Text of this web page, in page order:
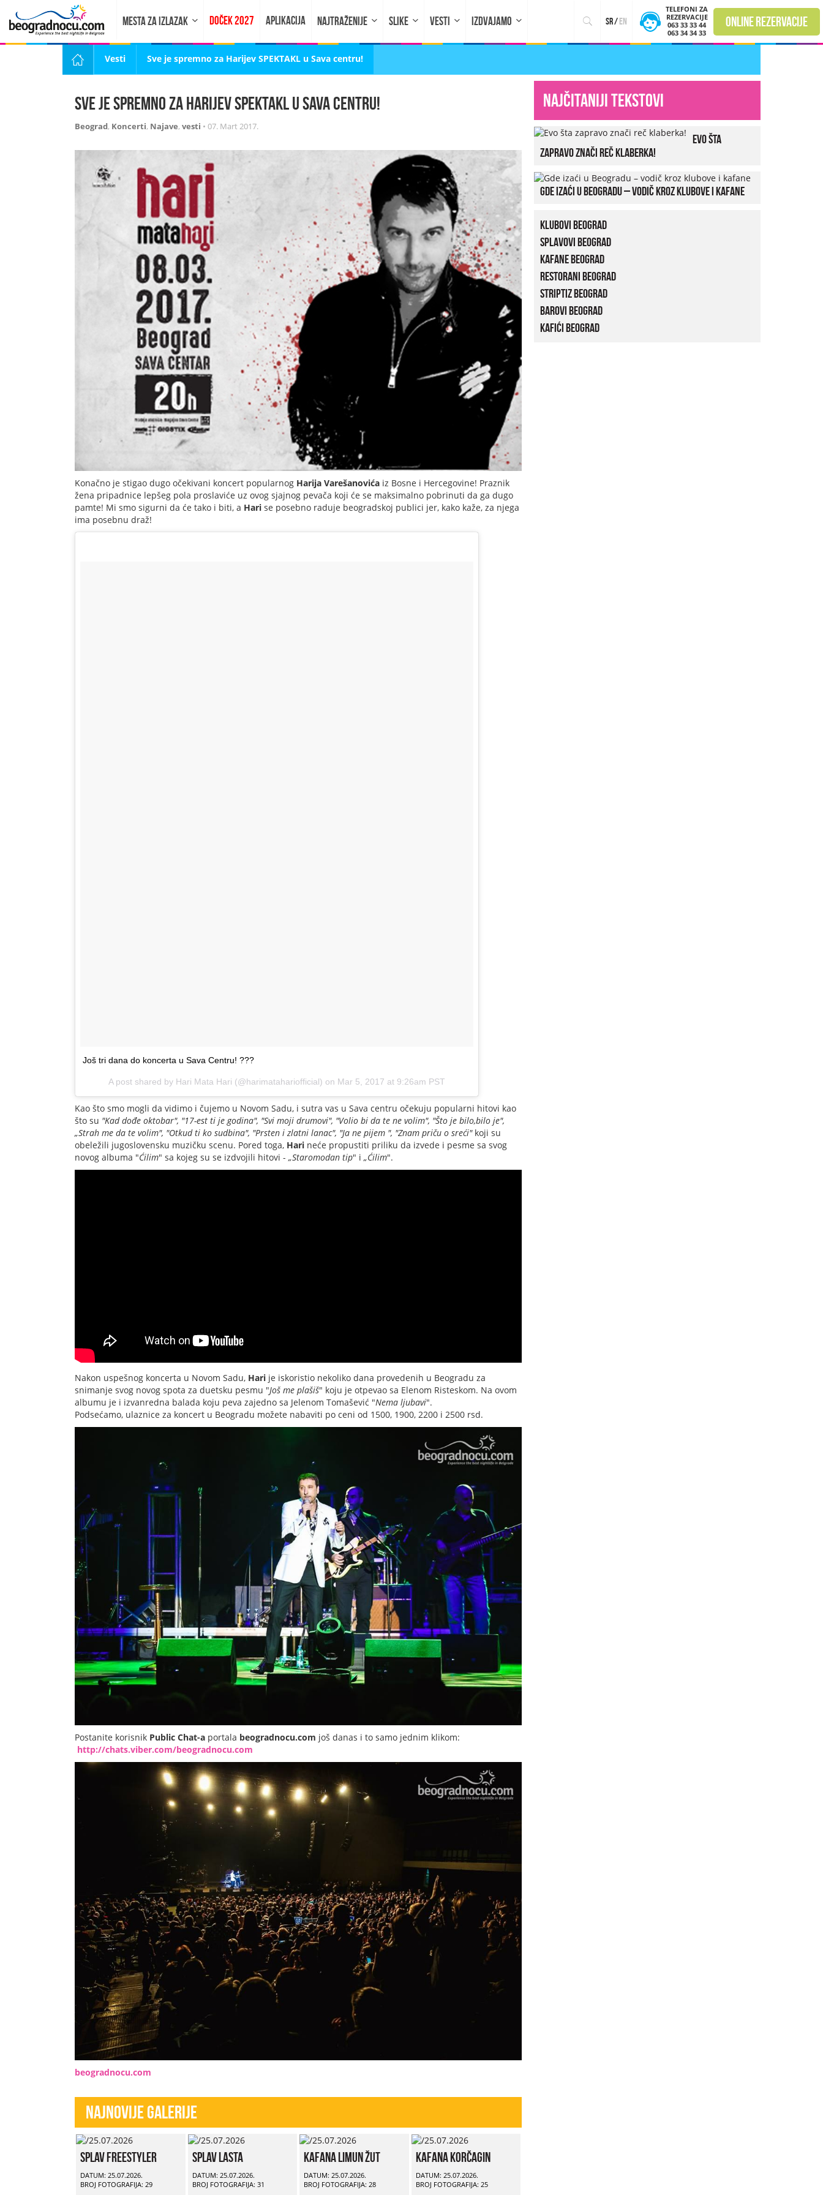
MESTA ZA IZLAZAK DOČEK 2027 APLIKACIJA NAJTRAŽENIJE SLIKE VESTI IZDVAJAMO sr/en
TELEFONI ZA
REZERVACIJE
063 33 33 44
063 34 34 33
online rezervacije
Vesti Sve je spremno za Harijev SPEKTAKL u Sava centru!
Sve je spremno za Harijev SPEKTAKL u Sava centru!
Beograd, Koncerti, Najave, vesti • 07. Mart 2017.
Konačno je stigao dugo očekivani koncert popularnog Harija Varešanovića iz Bosne i Hercegovine! Praznik
žena pripadnice lepšeg pola proslaviće uz ovog sjajnog pevača koji će se maksimalno pobrinuti da ga dugo
pamte! Mi smo sigurni da će tako i biti, a Hari se posebno raduje beogradskoj publici jer, kako kaže, za njega
ima posebnu draž!
Još tri dana do koncerta u Sava Centru! ???
A post shared by Hari Mata Hari (@harimatahariofficial) on Mar 5, 2017 at 9:26am PST
Kao što smo mogli da vidimo i čujemo u Novom Sadu, i sutra vas u Sava centru očekuju popularni hitovi kao
što su "Kad dođe oktobar", "17-est ti je godina", "Svi moji drumovi", "Volio bi da te ne volim", "Što je bilo,bilo je",
„Strah me da te volim", "Otkud ti ko sudbina", "Prsten i zlatni lanac", "Ja ne pijem ", "Znam priču o sreći" koji su
obeležili jugoslovensku muzičku scenu. Pored toga, Hari neće propustiti priliku da izvede i pesme sa svog
novog albuma "Ćilim" sa kojeg su se izdvojili hitovi - „Staromodan tip" i „Ćilim".
Nakon uspešnog koncerta u Novom Sadu, Hari je iskoristio nekoliko dana provedenih u Beogradu za
snimanje svog novog spota za duetsku pesmu "Još me plašiš" koju je otpevao sa Elenom Risteskom. Na ovom
albumu je i izvanredna balada koju peva zajedno sa Jelenom Tomašević "Nema ljubavi".
Podsećamo, ulaznice za koncert u Beogradu možete nabaviti po ceni od 1500, 1900, 2200 i 2500 rsd.
Postanite korisnik Public Chat-a portala beogradnocu.com još danas i to samo jednim klikom:
http://chats.viber.com/beogradnocu.com
beogradnocu.com
Najnovije Galerije
Splav Freestyler
DATUM: 25.07.2026.
BROJ FOTOGRAFIJA: 29
Splav Lasta
DATUM: 25.07.2026.
BROJ FOTOGRAFIJA: 31
Kafana Limun Žut
DATUM: 25.07.2026.
BROJ FOTOGRAFIJA: 28
Kafana Korčagin
DATUM: 25.07.2026.
BROJ FOTOGRAFIJA: 25
Najčitaniji tekstovi
Evo šta
zapravo znači reč klaberka!
Gde izaći u Beogradu – vodič kroz klubove i kafane
Klubovi Beograd
Splavovi Beograd
Kafane Beograd
Restorani Beograd
Striptiz Beograd
Barovi Beograd
Kafići Beograd